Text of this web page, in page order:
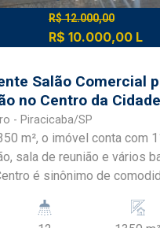
R$ 12.000,00
R$ 10.000,00 L
Salão Comercial
no Centro da
- Piracicaba/SP
m², o imóvel conta com
sala de reunião e vários
é sinônimo de
e contar com um amplo